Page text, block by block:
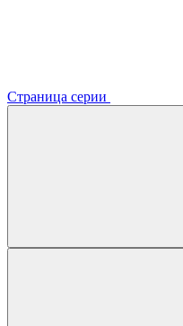
Страница серии